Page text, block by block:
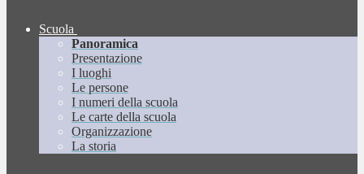
Scuola
Panoramica
Presentazione
I luoghi
Le persone
I numeri della scuola
Le carte della scuola
Organizzazione
La storia